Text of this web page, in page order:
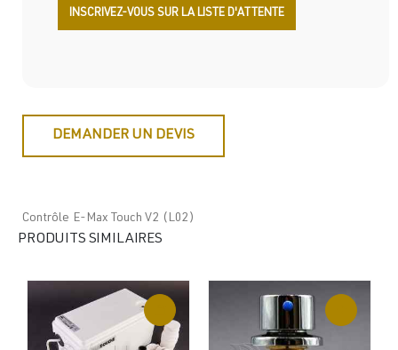
DEMANDER UN DEVIS
Contrôle E-Max Touch V2 (L02)
PRODUITS SIMILAIRES